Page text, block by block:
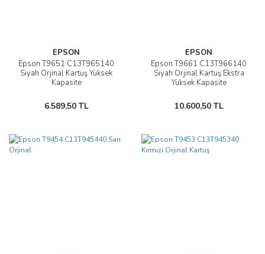
EPSON
Epson T9651 C13T965140
Siyah Orjinal Kartuş Yüksek
Kapasite
6.589,50 TL
EPSON
Epson T9661 C13T966140
Siyah Orjinal Kartuş Ekstra
Yüksek Kapasite
10.600,50 TL